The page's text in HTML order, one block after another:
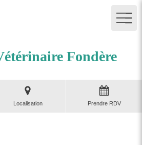
Fondère
Localisation Prendre RDV